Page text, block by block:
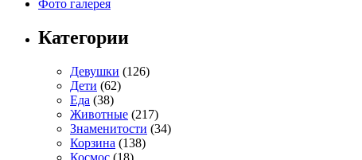
Фото галерея
Категории
Девушки (126)
Дети (62)
Еда (38)
Животные (217)
Знаменитости (34)
Корзина (138)
Космос (18)